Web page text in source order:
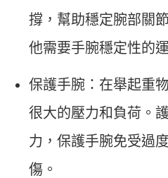
撐，幫助穩定腕部關
他需要手腕穩定性的
保護手腕：在舉起重
很大的壓力和負荷。
力，保護手腕免受過
傷。